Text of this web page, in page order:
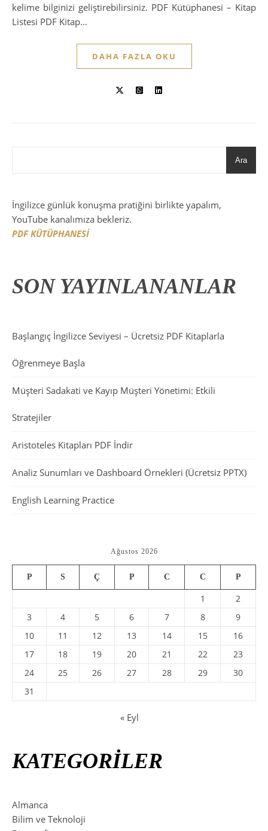
kelime bilginizi geliştirebilirsiniz. PDF Kütüphanesi – Kitap
Listesi PDF Kitap…
DAHA FAZLA OKU
Ara
İngilizce günlük konuşma pratiğini birlikte yapalım,
YouTube kanalımıza bekleriz.
PDF KÜTÜPHANESİ
SON YAYINLANANLAR
Başlangıç İngilizce Seviyesi – Ücretsiz PDF Kitaplarla
Öğrenmeye Başla
Müşteri Sadakati ve Kayıp Müşteri Yönetimi: Etkili
Stratejiler
Aristoteles Kitapları PDF İndir
Analiz Sunumları ve Dashboard Örnekleri (Ücretsiz PPTX)
English Learning Practice
Ağustos 2026
P S Ç P C C P
1
2
3
4 5 6 7 8
9
10
11 12 13 14 15
16
17
18 19 20 21 22
23
24
25 26 27 28 29
30
31
« Eyl
KATEGORİLER
Almanca
Bilim ve Teknoloji